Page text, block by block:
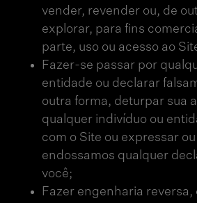
vender, revender ou, de
explorar, para fins
parte, uso ou acesso ao
Fazer-se passar por
entidade ou declarar
outra forma, deturpar sua
qualquer indivíduo ou
com o Site ou expressar
endossamos qualquer
você;
Fazer engenharia reversa,